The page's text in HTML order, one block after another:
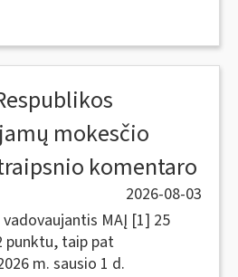
mokesčio
komentaro
2026-08-03
MAĮ [1] 25
punktu, taip pat
m. sausio 1 d.